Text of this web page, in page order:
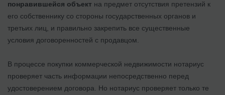
понравившейся объект на предмет отсутствия претензий к
его собственнику со стороны государственных органов и
третьих лиц, и правильно закрепить все существенные
условия договоренностей с продавцом.
В процессе покупки коммерческой недвижимости нотариус
проверяет часть информации непосредственно перед
удостоверением договора. Но нотариус проверяет только те